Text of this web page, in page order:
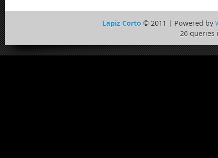
Lapiz Corto© 2011 | Powered by
26 queries